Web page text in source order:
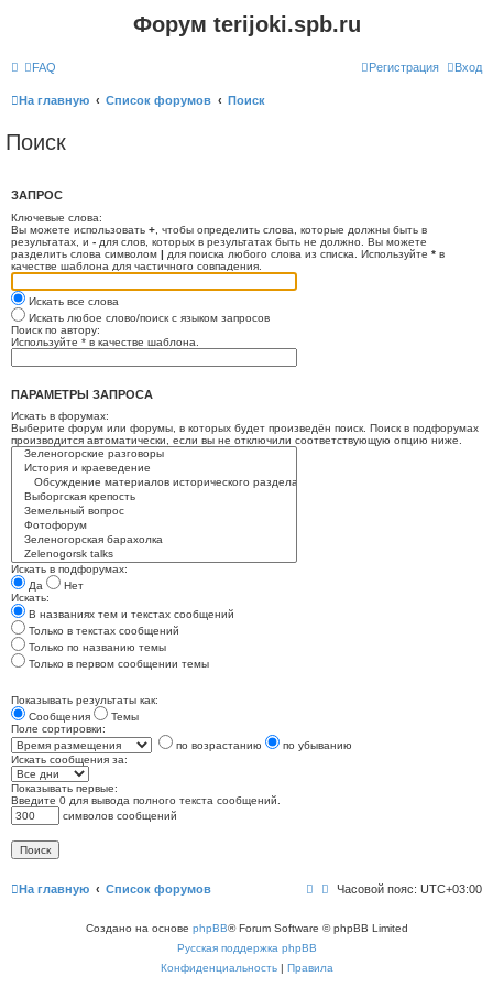
Форум terijoki.spb.ru
FAQ Вход
Регистрация
На главную Список форумов Поиск
Поиск
ЗАПРОС
Ключевые слова:
Вы можете использовать + , чтобы определить слова, которые должны быть в
результатах, и - для слов, которых в результатах быть не должно. Вы можете
разделить слова символом | для поиска любого слова из списка. Используйте * в
качестве шаблона для частичного совпадения.
Искать все слова
Искать любое слово/поиск с языком запросов
Поиск по автору:
Используйте * в качестве шаблона.
ПАРАМЕТРЫ ЗАПРОСА
Искать в форумах:
Выберите форум или форумы, в которых будет произведён поиск. Поиск в подфорумах
производится автоматически, если вы не отключили соответствующую опцию ниже.
Искать в подфорумах:
Да
Нет
Искать:
В названиях тем и текстах сообщений
Только в текстах сообщений
Только по названию темы
Только в первом сообщении темы
Показывать результаты как:
Сообщения
Темы
Поле сортировки:
по возрастанию
по убыванию
Искать сообщения за:
Показывать первые:
Введите 0 для вывода полного текста сообщений.
символов сообщений
На главную Список форумов Часовой пояс: UTC+03:00
Создано на основе phpBB® Forum Software © phpBB Limited
Русская поддержка phpBB
Конфиденциальность| Правила